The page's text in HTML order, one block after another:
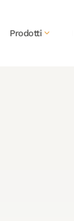
Prodotti